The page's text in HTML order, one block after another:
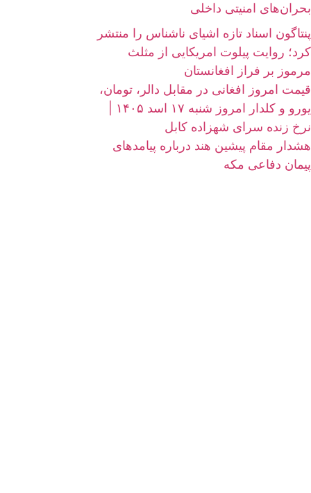
بحران‌های امنیتی داخلی
پنتاگون اسناد تازه اشیای ناشناس را منتشر
کرد؛ روایت پیلوت امریکایی از مثلث
مرموز بر فراز افغانستان
قیمت امروز افغانی در مقابل دالر، تومان،
نرخ زنده سرای شهزاده کابل
هشدار مقام پیشین هند درباره پیامدهای
پیمان دفاعی مکه